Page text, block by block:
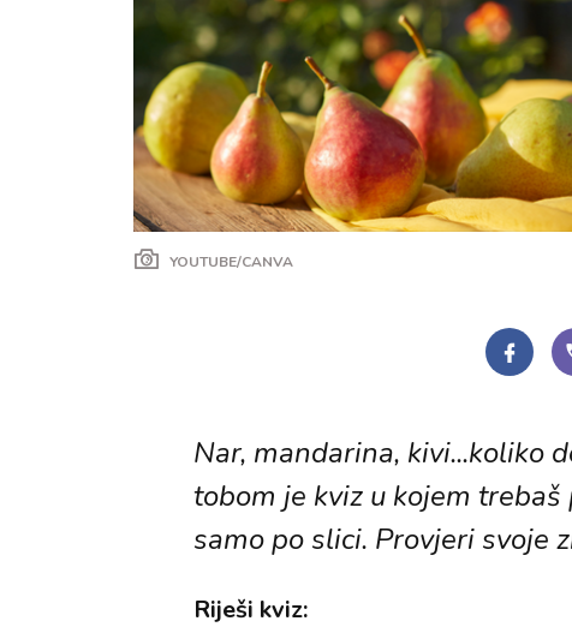
YOUTUBE/CANVA
Nar, mandarina, kivi...koliko
tobom je kviz u kojem
samo po slici. Provjeri svoje
Riješi kviz: